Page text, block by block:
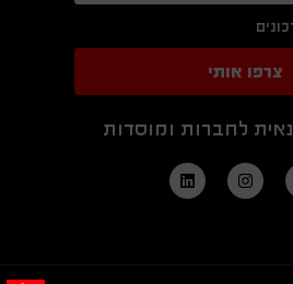
צרפו אותי
לחברות ומוסדות